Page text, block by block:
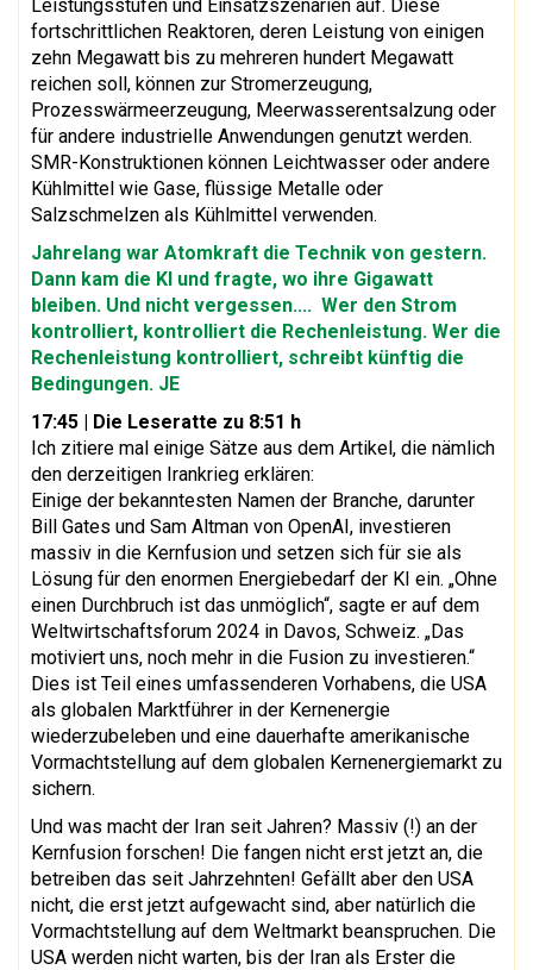
Leistungsstufen und Einsatzszenarien auf. Diese
fortschrittlichen Reaktoren, deren Leistung von einigen
zehn Megawatt bis zu mehreren hundert Megawatt
reichen soll, können zur Stromerzeugung,
Prozesswärmeerzeugung, Meerwasserentsalzung oder
für andere industrielle Anwendungen genutzt werden.
SMR-Konstruktionen können Leichtwasser oder andere
Kühlmittel wie Gase, flüssige Metalle oder
Salzschmelzen als Kühlmittel verwenden.
Jahrelang war Atomkraft die Technik von gestern.
Dann kam die KI und fragte, wo ihre Gigawatt
bleiben. Und nicht vergessen.... Wer den Strom
kontrolliert, kontrolliert die Rechenleistung. Wer die
Rechenleistung kontrolliert, schreibt künftig die
Bedingungen. JE
17:45 | Die Leseratte zu 8:51 h
Ich zitiere mal einige Sätze aus dem Artikel, die nämlich
den derzeitigen Irankrieg erklären:
Einige der bekanntesten Namen der Branche, darunter
Bill Gates und Sam Altman von OpenAI, investieren
massiv in die Kernfusion und setzen sich für sie als
Lösung für den enormen Energiebedarf der KI ein. „Ohne
einen Durchbruch ist das unmöglich“, sagte er auf dem
Weltwirtschaftsforum 2024 in Davos, Schweiz. „Das
motiviert uns, noch mehr in die Fusion zu investieren.“
Dies ist Teil eines umfassenderen Vorhabens, die USA
als globalen Marktführer in der Kernenergie
wiederzubeleben und eine dauerhafte amerikanische
Vormachtstellung auf dem globalen Kernenergiemarkt zu
sichern.
Und was macht der Iran seit Jahren? Massiv (!) an der
Kernfusion forschen! Die fangen nicht erst jetzt an, die
betreiben das seit Jahrzehnten! Gefällt aber den USA
nicht, die erst jetzt aufgewacht sind, aber natürlich die
Vormachtstellung auf dem Weltmarkt beanspruchen. Die
USA werden nicht warten, bis der Iran als Erster die